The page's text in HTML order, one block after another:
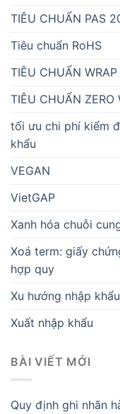
TIÊU CHUẨN PAS
Tiêu chuẩn RoHS
TIÊU CHUẨN WRAP
TIÊU CHUẨN ZERO
tối ưu chi phí kiểm
khẩu
VEGAN
VietGAP
Xanh hóa chuỗi
Xoá term: giấy
hợp quy
Xu hướng nhập
Xuất nhập khẩu
BÀI VIẾT MỚI
Quy định ghi nhãn